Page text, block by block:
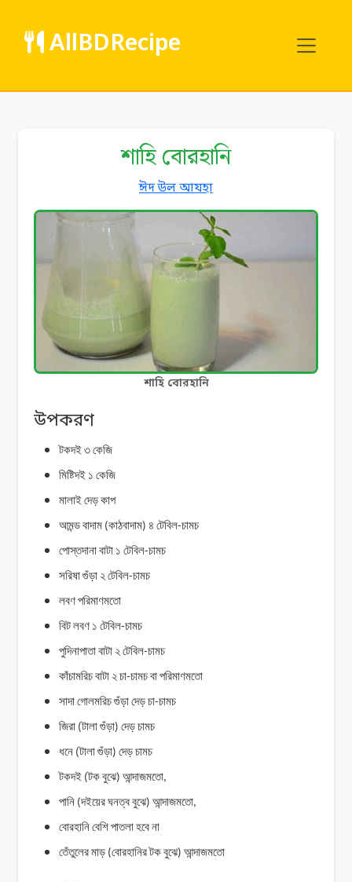
AllBDRecipe
শাহি বোরহানি
ঈদ উল আযহা
শাহি বোরহানি
উপকরণ
টকদই৩কেজি
মিষ্টিদই ১ কেজি
মালাইদেড়কাপ
আমন্ডবাদাম (কাঠবাদাম) ৪ টেবিল-চামচ
পোস্তদানাবাটা ১ টেবিল-চামচ
সরিষাগুঁড়া ২ টেবিল-চামচ
লবণপরিমাণমতো
বিটলবণ ১ টেবিল-চামচ
পুদিনাপাতাবাটা ২ টেবিল-চামচ
কাঁচামরিচবাটা ২ চা-চামচবাপরিমাণমতো
সাদাগোলমরিচগুঁড়াদেড়চা-চামচ
জিরা (টালাগুঁড়া) দেড়চামচ
ধনে (টালাগুঁড়া) দেড়চামচ
টকদই (টকবুঝে) আন্দাজমতো,
পানি (দইয়েরঘনত্ববুঝে) আন্দাজমতো,
বোরহানিবেশিপাতলাহবেনা
তেঁতুলেরমাড় (বোরহানিরটকবুঝে) আন্দাজমতো